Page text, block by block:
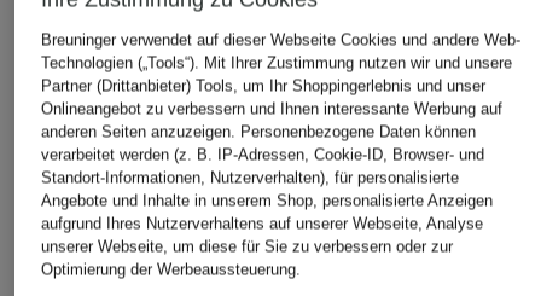
adidas Originals
Sneaker HANDBALL
SPEZIAL
CHF 85
Ursprünglich:CHF 119
adidas Originals
Sneaker GAZELLE
INDOOR
CHF 95
Ursprünglich:CHF 129
Sneaker BW ARMY
CHF 179
Breuninger verwendet auf dieser Webseite Cookies und andere Web-
Technologien („Tools“). Mit Ihrer Zustimmung nutzen wir und unsere
Partner (Drittanbieter) Tools, um Ihr Shoppingerlebnis und unser
Onlineangebot zu verbessern und Ihnen interessante Werbung auf
anderen Seiten anzuzeigen. Personenbezogene Daten können
verarbeitet werden (z. B. IP-Adressen, Cookie-ID, Browser- und
Standort-Informationen, Nutzerverhalten), für personalisierte
Angebote und Inhalte in unserem Shop, personalisierte Anzeigen
aufgrund Ihres Nutzerverhaltens auf unserer Webseite, Analyse
unserer Webseite, um diese für Sie zu verbessern oder zur
Optimierung der Werbeaussteuerung.